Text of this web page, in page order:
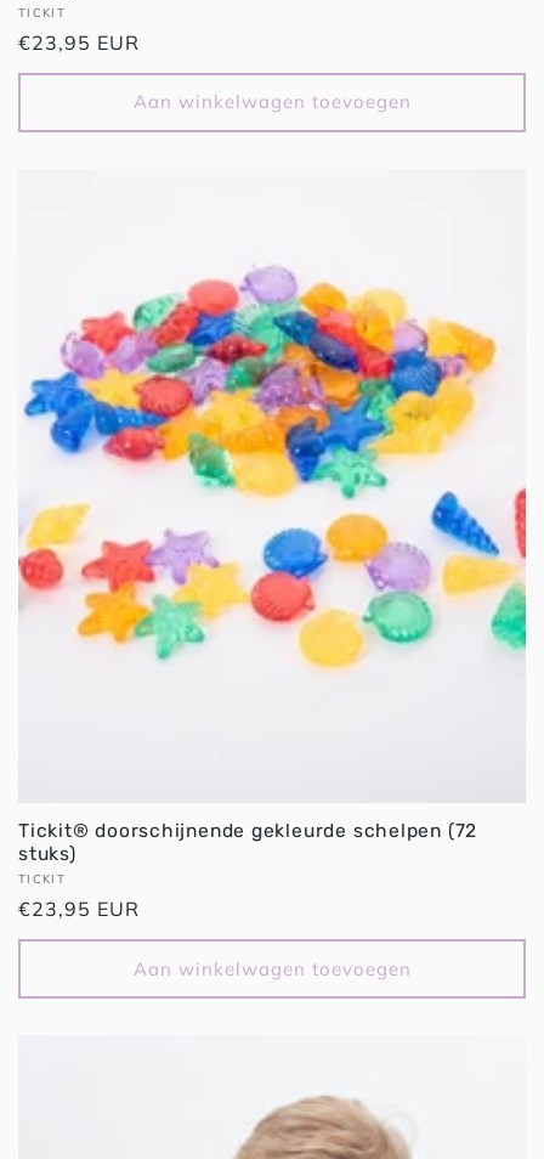
Verkoper:
TICKIT
Normale
prijs
€23,95 EUR
Aan winkelwagen toevoegen
Tickit® doorschijnende gekleurde schelpen (72
stuks)
Verkoper:
TICKIT
Normale
prijs
€23,95 EUR
Aan winkelwagen toevoegen